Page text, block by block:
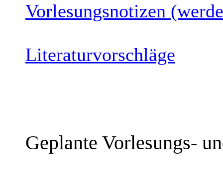
Vorlesungsnotizen
Literaturvorschläge
Geplante Vorlesungs-